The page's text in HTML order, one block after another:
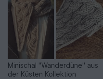
Minischal "Wanderdüne" aus
der Küsten Kollektion